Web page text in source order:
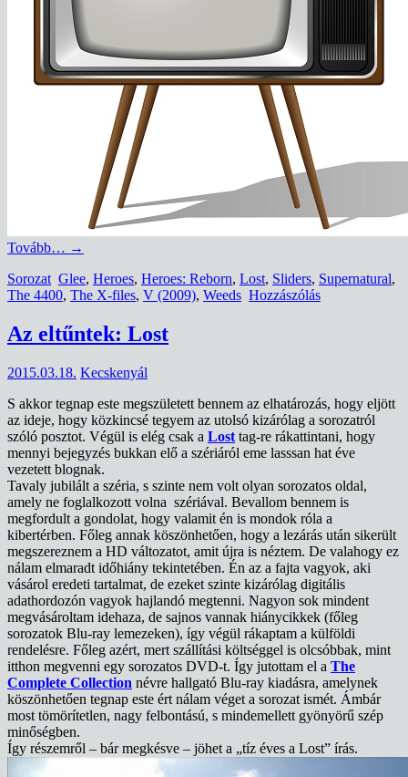
Tovább… →
Sorozat Glee, Heroes, Heroes: Reborn, Lost, Sliders, Supernatural,
The 4400, The X-files, V (2009), Weeds Hozzászólás
Az eltűntek: Lost
2015.03.18. Kecskenyál
S akkor tegnap este megszületett bennem az elhatározás, hogy eljött
az ideje, hogy közkincsé tegyem az utolsó kizárólag a sorozatról
szóló posztot. Végül is elég csak a Lost tag-re rákattintani, hogy
mennyi bejegyzés bukkan elő a szériáról eme lasssan hat éve
vezetett blognak.
Tavaly jubilált a széria, s szinte nem volt olyan sorozatos oldal,
amely ne foglalkozott volna szériával. Bevallom bennem is
megfordult a gondolat, hogy valamit én is mondok róla a
kibertérben. Főleg annak köszönhetően, hogy a lezárás után sikerült
megszereznem a HD változatot, amit újra is néztem. De valahogy ez
nálam elmaradt időhiány tekintetében. Én az a fajta vagyok, aki
vásárol eredeti tartalmat, de ezeket szinte kizárólag digitális
adathordozón vagyok hajlandó megtenni. Nagyon sok mindent
megvásároltam idehaza, de sajnos vannak hiánycikkek (főleg
sorozatok Blu-ray lemezeken), így végül rákaptam a külföldi
rendelésre. Főleg azért, mert szállítási költséggel is olcsóbbak, mint
itthon megvenni egy sorozatos DVD-t. Így jutottam el a The
Complete Collection névre hallgató Blu-ray kiadásra, amelynek
köszönhetően tegnap este ért nálam véget a sorozat ismét. Ámbár
most tömörítetlen, nagy felbontású, s mindemellett gyönyörű szép
minőségben.
Így részemről – bár megkésve – jöhet a „tíz éves a Lost” írás.